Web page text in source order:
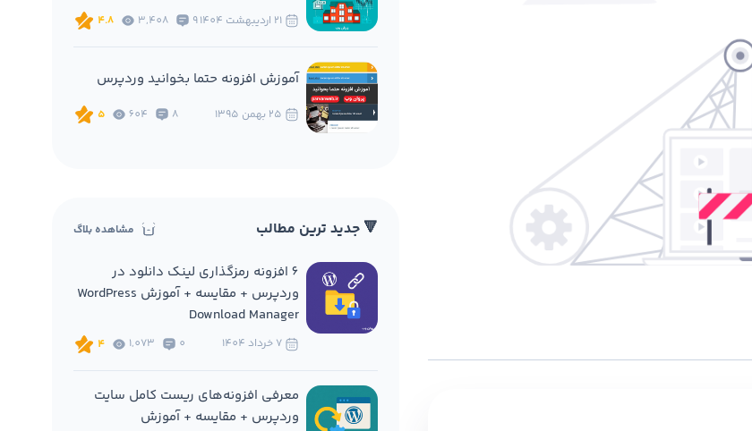
9
3,408
4.8
آموزش افزونه حتما بخوانید وردپرس
8
604
5
🔻 جدید ترین مطالب مشاهده بلاگ
6 افزونه‌ رمزگذاری لینک دانلود در
وردپرس + مقایسه + آموزش WordPress
Download Manager
0
1,073
4
معرفی افزونه‌های ریست کامل سایت
وردپرس + مقایسه + آموزش